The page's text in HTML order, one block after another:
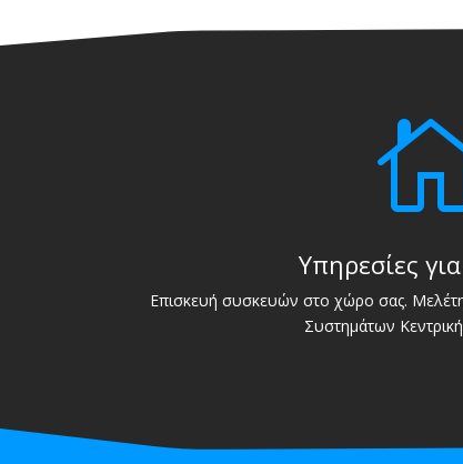
Υπηρεσίες
Επισκευή συσκευών στο χώρο σας. Μελέτη
Συστημάτων